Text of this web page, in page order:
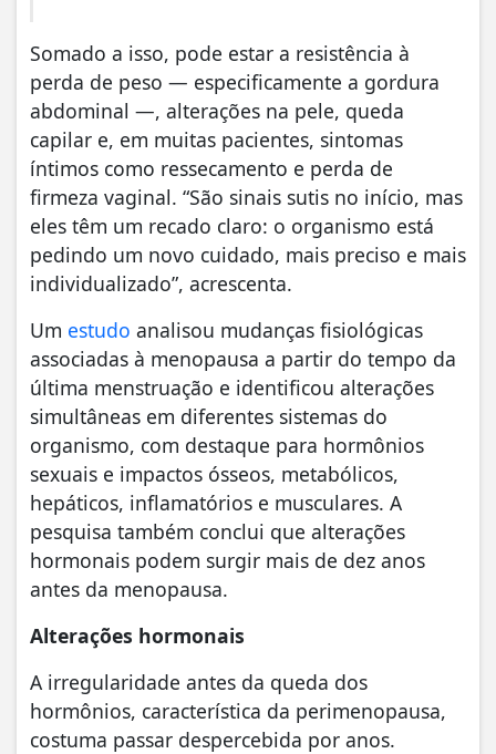
Somado a isso, pode estar a resistência à
perda de peso — especificamente a gordura
abdominal —, alterações na pele, queda
capilar e, em muitas pacientes, sintomas
íntimos como ressecamento e perda de
firmeza vaginal. “São sinais sutis no início, mas
eles têm um recado claro: o organismo está
pedindo um novo cuidado, mais preciso e mais
individualizado”, acrescenta.
Um estudo analisou mudanças fisiológicas
associadas à menopausa a partir do tempo da
última menstruação e identificou alterações
simultâneas em diferentes sistemas do
organismo, com destaque para hormônios
sexuais e impactos ósseos, metabólicos,
hepáticos, inflamatórios e musculares. A
pesquisa também conclui que alterações
hormonais podem surgir mais de dez anos
antes da menopausa.
Alterações hormonais
A irregularidade antes da queda dos
hormônios, característica da perimenopausa,
costuma passar despercebida por anos.